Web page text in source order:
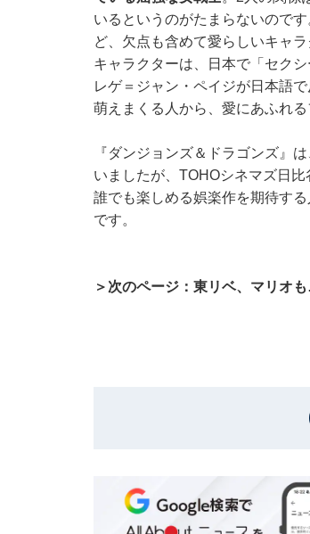
いるというのがたまらないので
ど、欠点も含めて愛らしいキャ
キャラクターは、日本で「セク
レゲ＝ジャン・ペイジが日本語で
萌えまくる人から、愛にあふれ
『ダンジョンズ＆ドラゴンズ』
いましたが、TOHOシネマズ日
誰でも楽しめる娯楽作を期待す
です。
＞次のページ：東リベ、マリオ